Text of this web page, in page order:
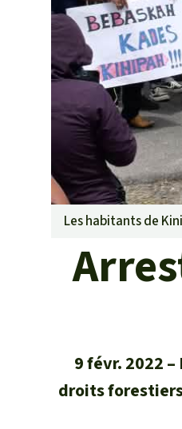
Les habitants de
9 févr. 2022
droits